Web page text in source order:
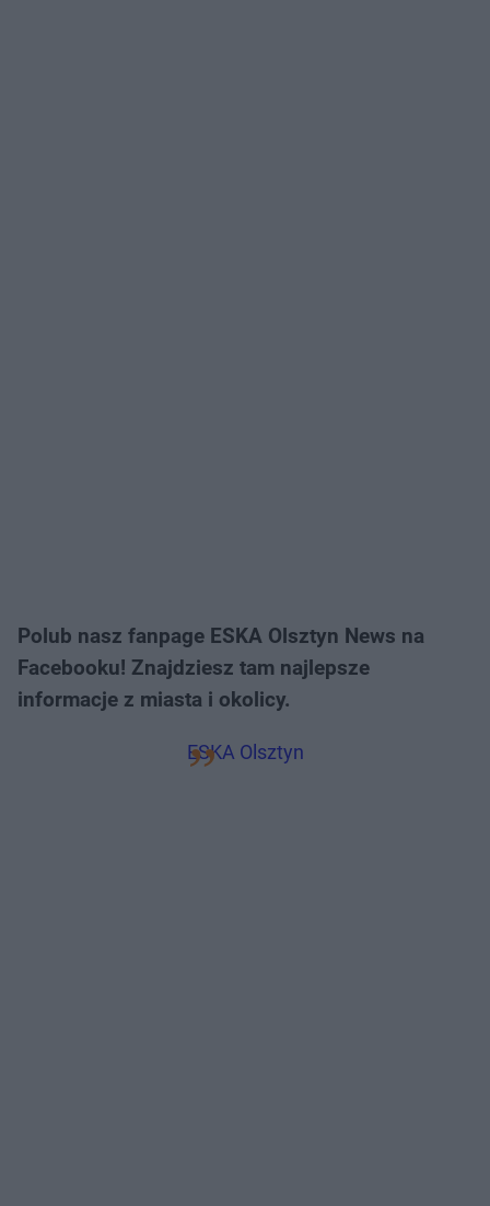
Polub nasz fanpage ESKA Olsztyn News na
Facebooku! Znajdziesz tam najlepsze
informacje z miasta i okolicy.
ESKA Olsztyn